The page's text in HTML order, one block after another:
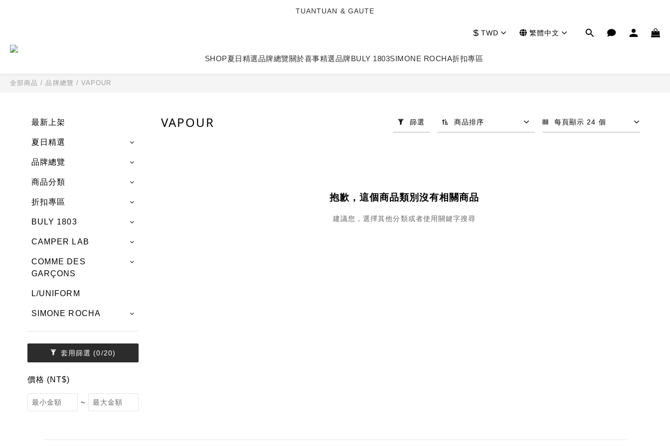
TUANTUAN & GAUTE
TUANTUAN & GAUTE
TUANTUAN & GAUTE
$ TWD 繁體中文
SHOP夏日精選品牌總覽關於喜事精選品牌BULY 1803SIMONE ROCHA折扣專區
全部商品 /品牌總覽 / VAPOUR
最新上架
夏日精選
品牌總覽
商品分類
折扣專區
BULY 1803
CAMPER LAB
COMME DES
GARÇONS
L/UNIFORM
SIMONE ROCHA
套用篩選 (0/20)
價格 (NT$)
~
VAPOUR 篩選 商品排序 每頁顯示 24 個
抱歉，這個商品類別沒有相關商品
建議您，選擇其他分類或者使用關鍵字搜尋